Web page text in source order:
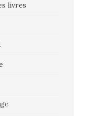
livres